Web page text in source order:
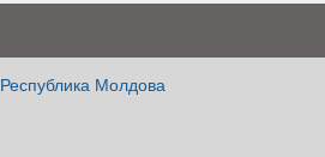
Республика Молдова